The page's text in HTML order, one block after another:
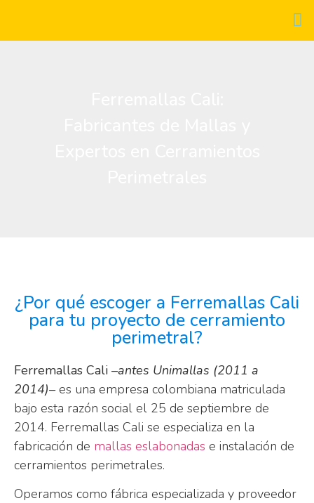
¿Por qué escoger a Ferremallas Cali
para tu proyecto de cerramiento
perimetral?
Ferremallas Cali –antes Unimallas (2011 a
2014)–es una empresa colombiana matriculada
bajo esta razón social el 25 de septiembre de
2014. Ferremallas Cali se especializa en la
fabricación de mallas eslabonadas e instalación de
cerramientos perimetrales.
Operamos como fábrica especializada y proveedor